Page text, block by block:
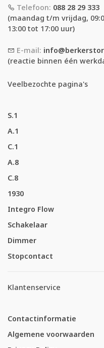
Telefoon: 088 28 29 333
(maandag t/m vrijdag,
13:00 tot 17:00 uur)
E-mail:
(reactie binnen één
Veelbezochte pagina's
S.1
A.1
C.1
A.8
C.8
1930
Integro Flow
Schakelaar
Dimmer
Stopcontact
Klantenservice
Contactinformatie
Algemene voorwaarden